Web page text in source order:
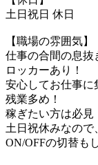
土日祝日 休日
【職場の雰囲気】
仕事の合間の息抜
ロッカーあり！
安心してお仕事に
残業多め！
稼ぎたい方は必見
土日祝休みなので
ON/OFFの切替も